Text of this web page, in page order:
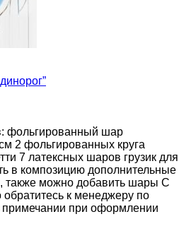
фольгированный шар
2 фольгированных круга
7 латексных шаров грузик для
в композицию дополнительные
также можно добавить шары С
к менеджеру по
при оформлении